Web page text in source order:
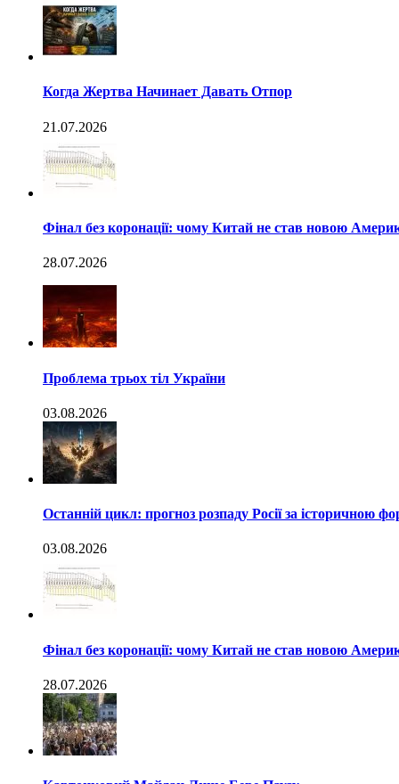
Когда Жертва Начинает Давать Отпор
21.07.2026
Фінал без коронації: чому Китай не став новою
28.07.2026
Проблема трьох тіл України
03.08.2026
Останній цикл: прогноз розпаду Росії за історичною
03.08.2026
Фінал без коронації: чому Китай не став новою
28.07.2026